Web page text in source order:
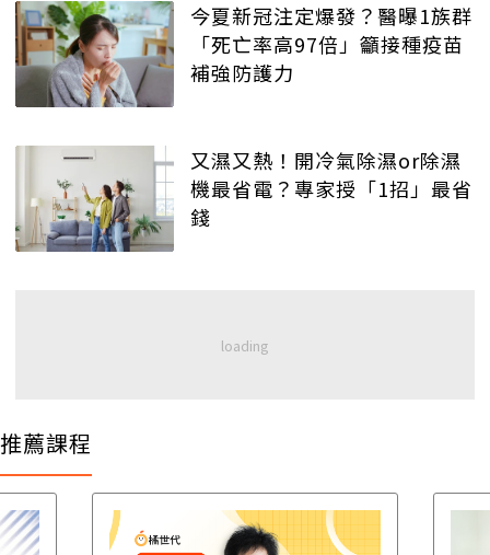
今夏新冠注定爆發？醫曝1族群
「死亡率高97倍」籲接種疫苗
補強防護力
又濕又熱！開冷氣除濕or除濕
機最省電？專家授「1招」最省
錢
推薦課程